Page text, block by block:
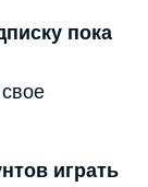
пока
играть